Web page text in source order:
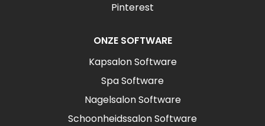
Pinterest
ONZE SOFTWARE
Kapsalon Software
Spa Software
Nagelsalon Software
Schoonheidssalon Software